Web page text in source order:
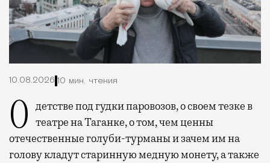
10.08.2026 10 мин. чтения
О детстве под гудки паровозов, о своем тезке в театре на Таганке, о том, чем ценны
отечественные голуби-турманы и зачем им на
голову кладут старинную медную монету, а также